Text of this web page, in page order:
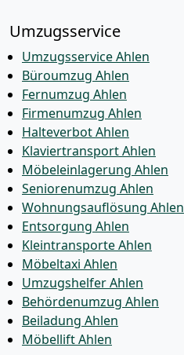
Umzugsservice
Umzugsservice Ahlen
Büroumzug Ahlen
Fernumzug Ahlen
Firmenumzug Ahlen
Halteverbot Ahlen
Klaviertransport Ahlen
Möbeleinlagerung Ahlen
Seniorenumzug Ahlen
Wohnungsauflösung Ahlen
Entsorgung Ahlen
Kleintransporte Ahlen
Möbeltaxi Ahlen
Umzugshelfer Ahlen
Behördenumzug Ahlen
Beiladung Ahlen
Möbellift Ahlen